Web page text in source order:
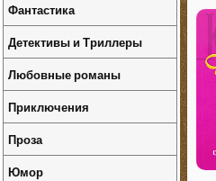
Фантастика
Детективы и Триллеры
Любовные романы
Приключения
Проза
Юмор